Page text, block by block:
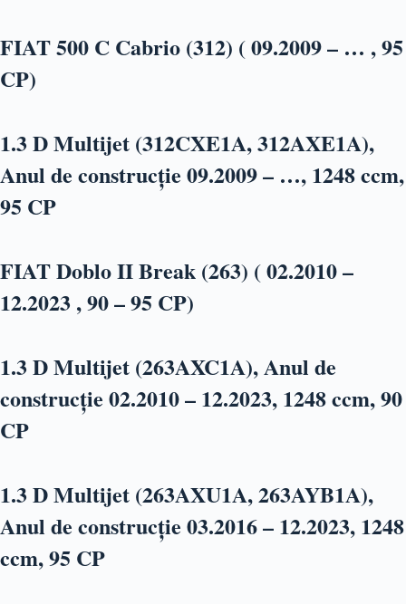
FIAT 500 C Cabrio (312) ( 09.2009 – … , 95
CP)
1.3 D Multijet (312CXE1A, 312AXE1A),
Anul de construcție 09.2009 – …, 1248 ccm,
95 CP
FIAT Doblo II Break (263) ( 02.2010 –
12.2023 , 90 – 95 CP)
1.3 D Multijet (263AXC1A), Anul de
construcție 02.2010 – 12.2023, 1248 ccm, 90
CP
1.3 D Multijet (263AXU1A, 263AYB1A),
Anul de construcție 03.2016 – 12.2023, 1248
ccm, 95 CP